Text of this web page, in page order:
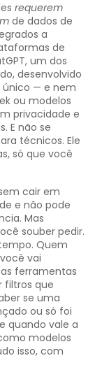
requerem
de dados de
a
de
, um dos
desenvolvido
único — e nem
ou modelos
privacidade e
E não se
técnicos. Ele
só que você
cair em
e não pode
Mas
souber pedir.
Quem
vai
ferramentas
filtros que
se uma
ou só foi
quando vale a
modelos
isso, com